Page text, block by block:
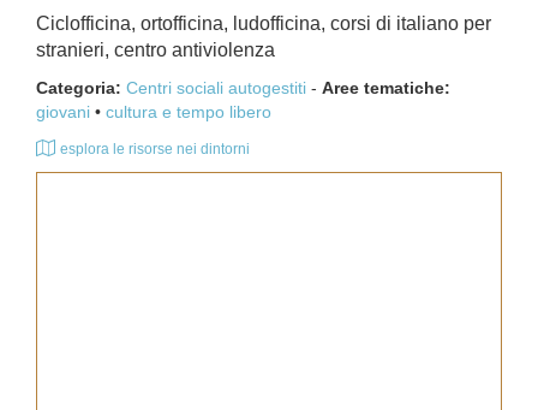
Ciclofficina, ortofficina, ludofficina, corsi di italiano per
stranieri, centro antiviolenza
Categoria: Centri sociali autogestiti - Aree tematiche:
giovani
cultura e tempo libero
esplora le risorse nei dintorni